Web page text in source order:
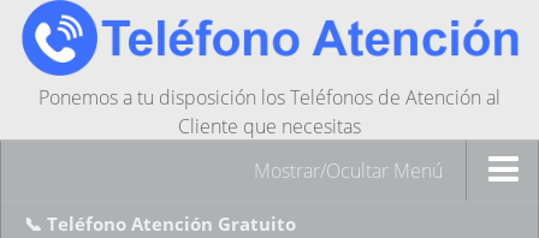
Ponemos a tu disposición los Teléfonos de Atención al
Cliente que necesitas
Mostrar/Ocultar Menú
📞 Teléfono Atención Gratuito